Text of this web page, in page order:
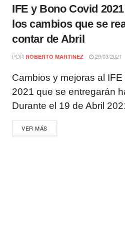
IFE y Bono Covid
los cambios que se
contar de Abril
POR ROBERTO MARTINEZ 29/03/2021
Cambios y mejoras al
2021 que se entregarán
Durante el 19 de Abril
VER MÁS